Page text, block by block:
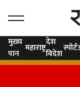
मुख्य
पान महाराष्ट्रदेश
विदेशस्पोर्ट